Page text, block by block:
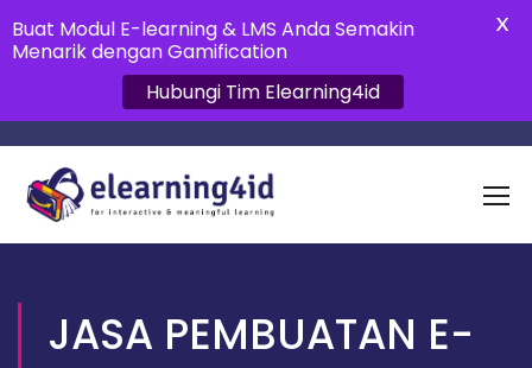
JASA PEMBUATAN E-
Buat Modul E-learning & LMS Anda Semakin
Menarik dengan Gamification
Hubungi Tim Elearning4id
X